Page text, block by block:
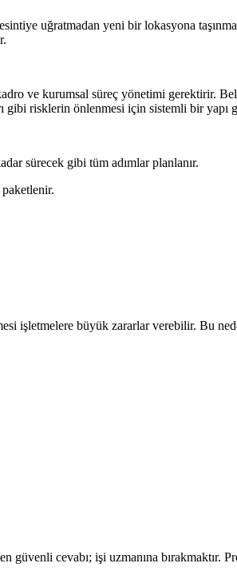
uğratmadan yeni bir lokasyona
ve kurumsal süreç yönetimi gerektirir.
gibi risklerin önlenmesi için sistemli bir yapı
sürecek gibi tüm adımlar planlanır.
işletmelere büyük zararlar verebilir. Bu
güvenli cevabı; işi uzmanına bırakmaktır.